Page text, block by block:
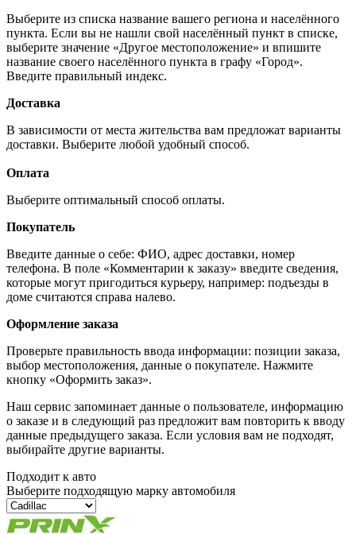
Выберите из списка название вашего региона и населённого
пункта. Если вы не нашли свой населённый пункт в списке,
выберите значение «Другое местоположение» и впишите
название своего населённого пункта в графу «Город».
Введите правильный индекс.
Доставка
В зависимости от места жительства вам предложат варианты
доставки. Выберите любой удобный способ.
Оплата
Выберите оптимальный способ оплаты.
Покупатель
Введите данные о себе: ФИО, адрес доставки, номер
телефона. В поле «Комментарии к заказу» введите сведения,
которые могут пригодиться курьеру, например: подъезды в
доме считаются справа налево.
Оформление заказа
Проверьте правильность ввода информации: позиции заказа,
выбор местоположения, данные о покупателе. Нажмите
кнопку «Оформить заказ».
Наш сервис запоминает данные о пользователе, информацию
о заказе и в следующий раз предложит вам повторить к вводу
данные предыдущего заказа. Если условия вам не подходят,
выбирайте другие варианты.
Подходит к авто
Выберите подходящую марку автомобиля